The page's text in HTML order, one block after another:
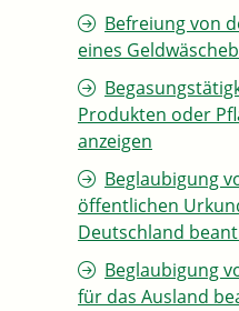
Befreiung von
eines
Produkten oder
anzeigen
Beglaubigung
öffentlichen
Deutschland
Beglaubigung
für das Ausland